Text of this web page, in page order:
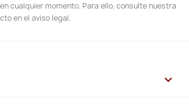
cualquier momento. Para ello, consulte nuestra
en el aviso legal.
